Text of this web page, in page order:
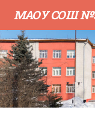
Skip to content
МАОУ СОШ